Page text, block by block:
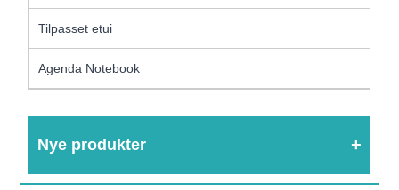
Tilpasset etui
Agenda Notebook
Nye produkter